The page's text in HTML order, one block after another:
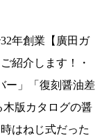
は昔の廣田硝
す・日本らし
ルクチャビ
愛いミルクピ
プ入れに。一
っとしたとこ
年創業【廣田ガ
紹介します！・
ー」「復刻醤油差
木版カタログの醤
はねじ式だった